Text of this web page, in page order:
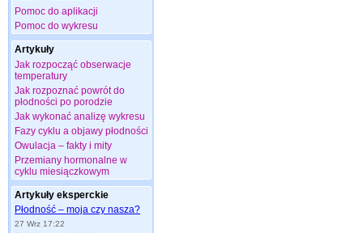
Pomoc do aplikacji
Pomoc do wykresu
Artykuły
Jak rozpocząć obserwacje
temperatury
Jak rozpoznać powrót do
płodności po porodzie
Jak wykonać analizę wykresu
Fazy cyklu a objawy płodności
Owulacja – fakty i mity
Przemiany hormonalne w
cyklu miesiączkowym
Artykuły eksperckie
Płodność – moja czy nasza?
27 Wrz 17:22